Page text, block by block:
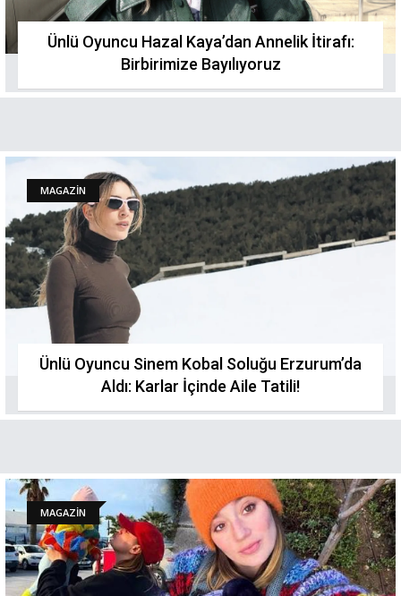
Ünlü Oyuncu Hazal Kaya’dan Annelik İtirafı:
Birbirimize Bayılıyoruz
MAGAZİN
Ünlü Oyuncu Sinem Kobal Soluğu Erzurum’da
Aldı: Karlar İçinde Aile Tatili!
MAGAZİN